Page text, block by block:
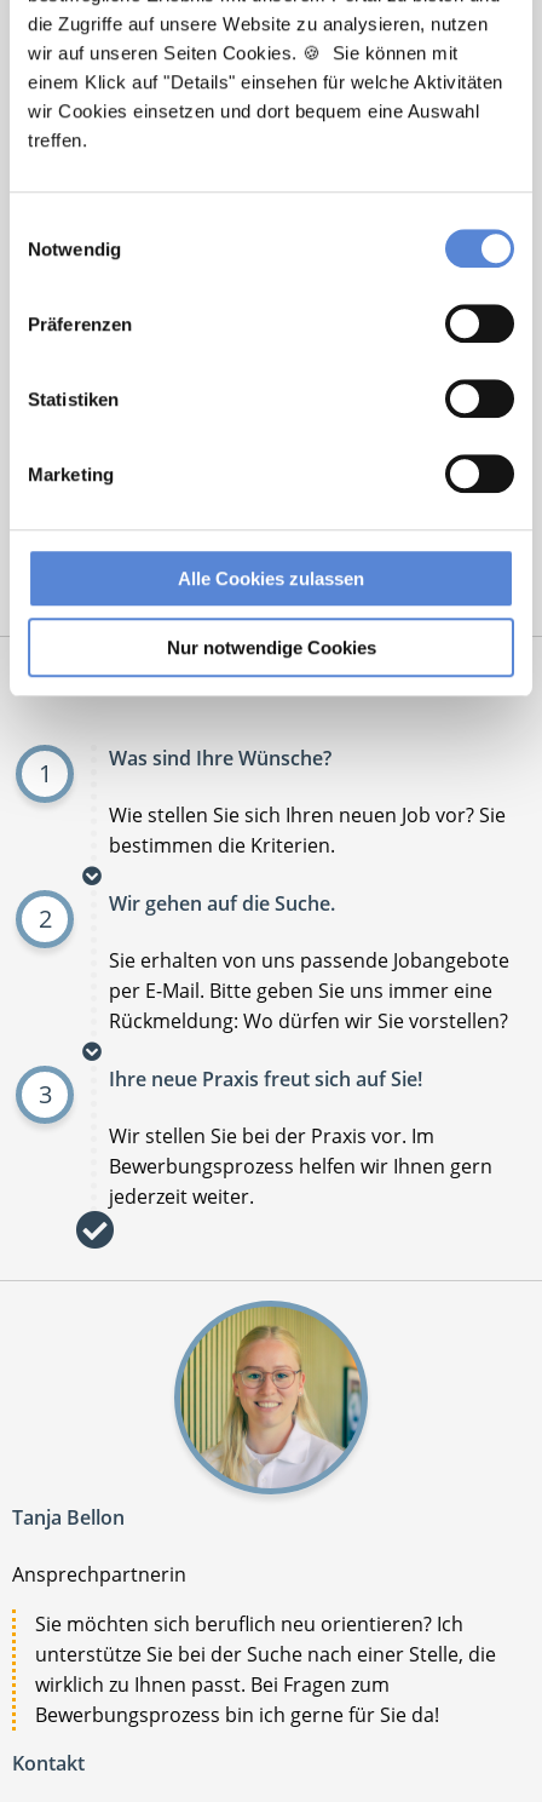
die Zugriffe auf unsere Website zu analysieren, nutzen
wir auf unseren Seiten Cookies. 🍪 Sie können mit
einem Klick auf "Details" einsehen für welche Aktivitäten
wir Cookies einsetzen und dort bequem eine Auswahl
treffen.
Notwendig
Präferenzen
Statistiken
Marketing
Alle Cookies zulassen
Nur notwendige Cookies
Newsletter-Service: Ich möchte über
Neuigkeiten in der Allgemeinmedizin
informiert werden und Tipps zur Jobsuche
analysiert werden, damit passende und
bereitgestellt werden können. Im Übrigen
habe ich die Datenschutzerklärung gelesen
habe ich die
gelesen
markierte Felder sind Pflichtfelder
Ablauf der Stellenvermittlung:
1 Was sind Ihre Wünsche?
Wie stellen Sie sich Ihren neuen Job vor? Sie
bestimmen die Kriterien.
2 Wir gehen auf die Suche.
Sie erhalten von uns passende Jobangebote
per E-Mail. Bitte geben Sie uns immer eine
Rückmeldung: Wo dürfen wir Sie vorstellen?
3 Ihre neue Praxis freut sich auf Sie!
Wir stellen Sie bei der Praxis vor. Im
Bewerbungsprozess helfen wir Ihnen gern
jederzeit weiter.
Tanja Bellon
Ansprechpartnerin
Sie möchten sich beruflich neu orientieren? Ich
unterstütze Sie bei der Suche nach einer Stelle, die
wirklich zu Ihnen passt. Bei Fragen zum
Bewerbungsprozess bin ich gerne für Sie da!
Kontakt